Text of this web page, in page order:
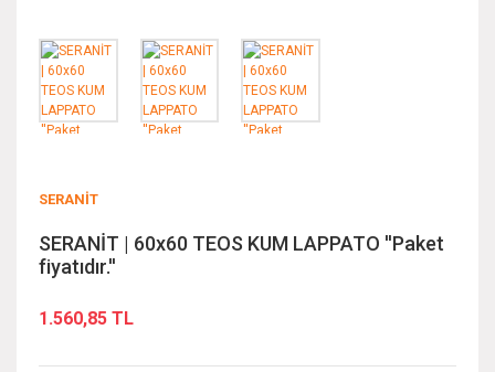
SERANİT
SERANİT | 60x60 TEOS KUM LAPPATO ''Paket
fiyatıdır.''
1.560,85 TL